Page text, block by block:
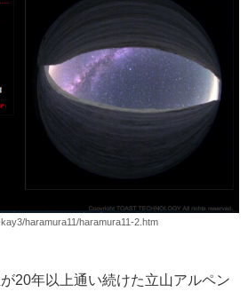
haramura11/haramura11-2.htm
20年以上通い続けた立山アルペン